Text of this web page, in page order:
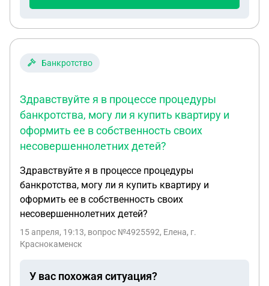
Банкротство
Здравствуйте я в процессе процедуры
банкротства, могу ли я купить квартиру и
оформить ее в собственность своих
несовершеннолетних детей?
Здравствуйте я в процессе процедуры
банкротства, могу ли я купить квартиру и
оформить ее в собственность своих
несовершеннолетних детей?
15 апреля, 19:13, вопрос №4925592, Елена, г.
Краснокаменск
У вас похожая ситуация?